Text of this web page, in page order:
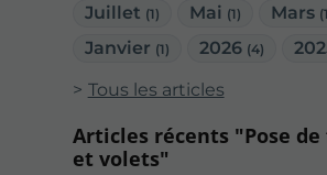
Juillet (1) Mai (1) Mars
Janvier (1) 2026 (4)
Tous les articles
Articles récents "Pose
et volets"